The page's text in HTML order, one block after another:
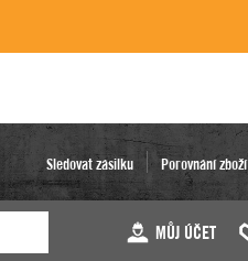
Sledovat zásilku Porovnání zboží
MŮJ ÚČET